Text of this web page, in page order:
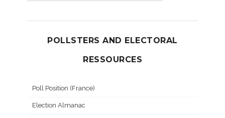
POLLSTERS AND ELECTORAL
RESSOURCES
Poll Position (France)
Election Almanac